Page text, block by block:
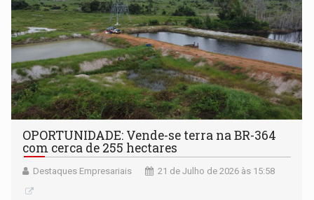
OPORTUNIDADE: Vende-se terra na BR-364
com cerca de 255 hectares
Destaques Empresariais 21 de Julho de 2026 às 15:58